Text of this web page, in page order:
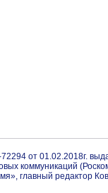
от 01.02.2018г.
коммуникаций
главный редактор